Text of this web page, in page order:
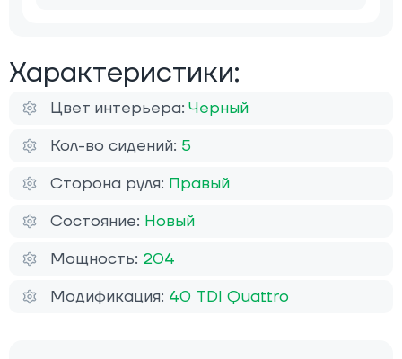
Характеристики:
Цвет интерьера: Черный
Кол-во сидений: 5
Сторона руля: Правый
Состояние: Новый
Мощность: 204
Модификация: 40 TDI Quattro